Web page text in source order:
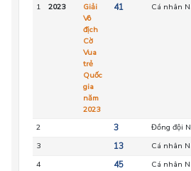
1 2023
Giải
Vô
địch
Cờ
Vua
trẻ
Quốc
gia
năm
2023
41 Cá nhân
2 3 Đồng đội
3
13 Cá nhân
4
45 Cá nhân